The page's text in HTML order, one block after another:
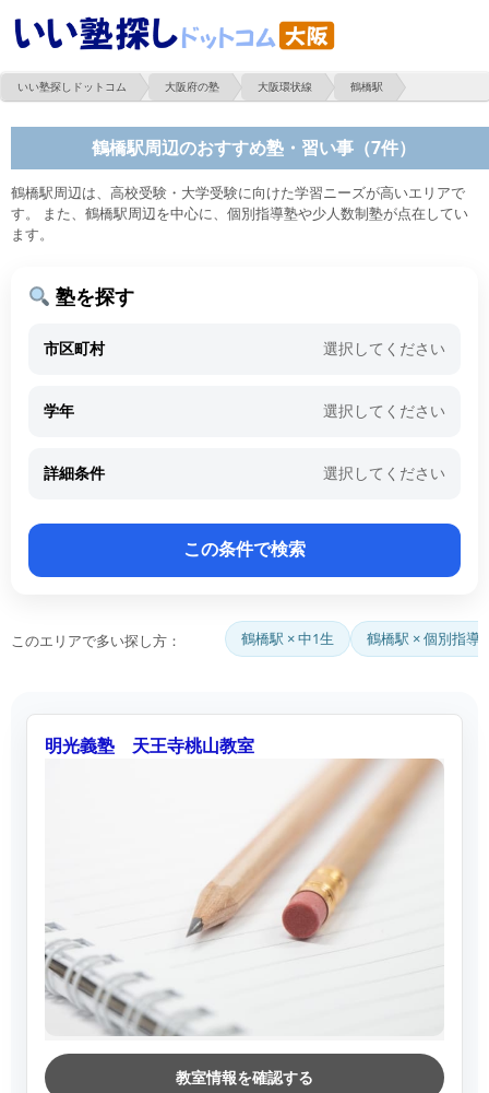
いい塾探しドットコム 大阪府の塾 大阪環状線 鶴橋駅
鶴橋駅周辺のおすすめ塾・習い事（7件）
鶴橋駅周辺は、高校受験・大学受験に向けた学習ニーズが高いエリアで
す。 また、鶴橋駅周辺を中心に、個別指導塾や少人数制塾が点在してい
ます。
塾を探す
市区町村 選択してください
学年 選択してください
詳細条件 選択してください
このエリアで多い探し方： 鶴橋駅 × 中1生 鶴橋駅 × 個別指導
明光義塾 天王寺桃山教室
教室情報を確認する